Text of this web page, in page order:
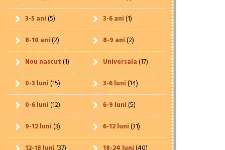
3-5 ani(5) 3-6 ani(1)
8-10 ani(2) 8-9 ani(2)
Nou nascut(1) Universala(17)
0-3 luni(15) 3-6 luni(14)
0-6 luni(12) 6-9 luni(5)
9-12 luni(3) 6-12 luni(31)